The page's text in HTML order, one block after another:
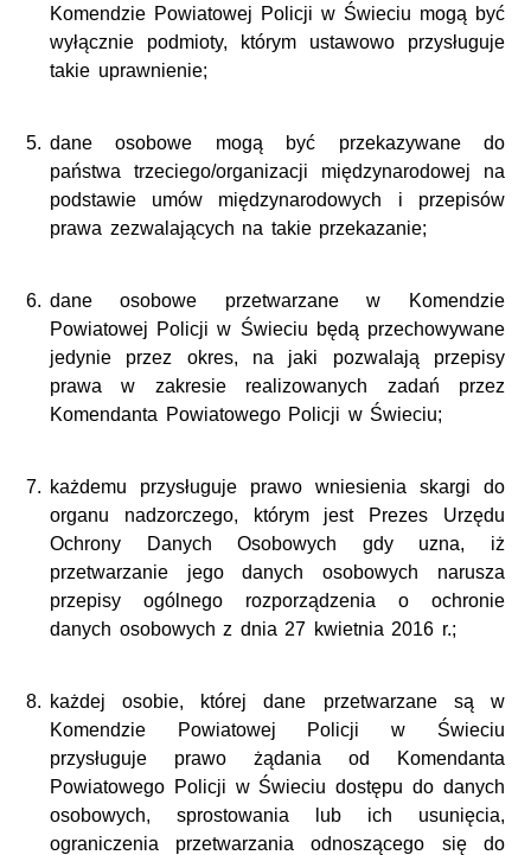
Komendzie Powiatowej Policji w Świeciu mogą być
wyłącznie podmioty, którym ustawowo przysługuje
takie uprawnienie;
dane osobowe mogą być przekazywane do
państwa trzeciego/organizacji międzynarodowej na
podstawie umów międzynarodowych i przepisów
prawa zezwalających na takie przekazanie;
dane osobowe przetwarzane w Komendzie
Powiatowej Policji w Świeciu będą przechowywane
jedynie przez okres, na jaki pozwalają przepisy
prawa w zakresie realizowanych zadań przez
Komendanta Powiatowego Policji w Świeciu;
każdemu przysługuje prawo wniesienia skargi do
organu nadzorczego, którym jest Prezes Urzędu
Ochrony Danych Osobowych gdy uzna, iż
przetwarzanie jego danych osobowych narusza
przepisy ogólnego rozporządzenia o ochronie
danych osobowych z dnia 27 kwietnia 2016 r.;
każdej osobie, której dane przetwarzane są w
Komendzie Powiatowej Policji w Świeciu
przysługuje prawo żądania od Komendanta
Powiatowego Policji w Świeciu dostępu do danych
osobowych, sprostowania lub ich usunięcia,
ograniczenia przetwarzania odnoszącego się do